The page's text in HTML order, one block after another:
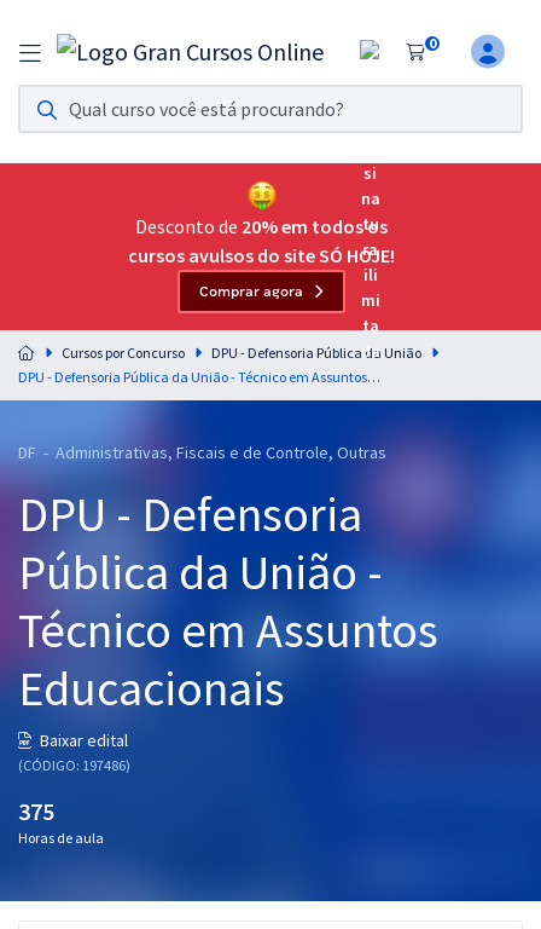
0
Assinatura Ilimitada 11
Acesso a todos os cursos. Teste grátis por 7 dias!
Assinatura OAB Até Passar
Acesso ilimitado a toda preparação para o Exame da
Residências Multiprofissionais
Preparação completa e intensiva para as principais
residências em saúde do Brasil
Cursos 20% OFF
Pós
Graduação
OAB
Conteúdo gratuito
Desconto de 20% em todos os
cursos avulsos do site SÓ HOJE!
Comprar agora
Cursos por Concurso
DPU - Defensoria Pública da União
DPU - Defensoria Pública da União - Técnico em Assuntos Educacionais
DF - Administrativas, Fiscais e de Controle, Outras
DPU - Defensoria
Pública da União -
Técnico em Assuntos
Educacionais
Baixar edital
(CÓDIGO: 197486)
375
Horas de aula